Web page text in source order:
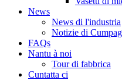
News
News di l'industria
Notizie di
FAQs
Nantu à noi
Tour di fabbrica
Cuntatta ci